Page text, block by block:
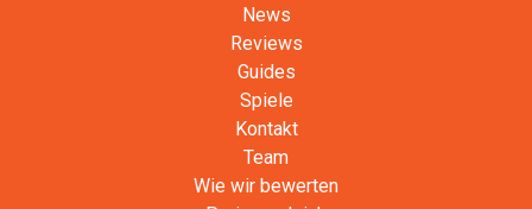
News
Reviews
Guides
Spiele
Kontakt
Team
Wie wir bewerten